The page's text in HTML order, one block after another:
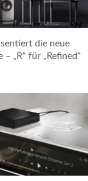
die neue
– „R“ für „Refined“